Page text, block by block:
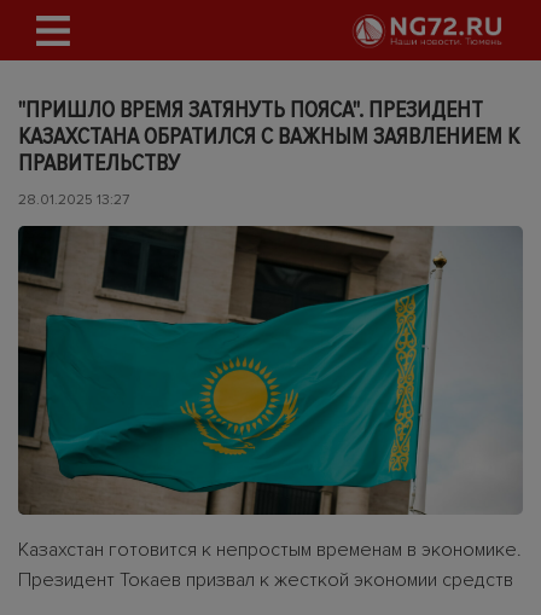
"ПРИШЛО ВРЕМЯ ЗАТЯНУТЬ ПОЯСА". ПРЕЗИДЕНТ
КАЗАХСТАНА ОБРАТИЛСЯ С ВАЖНЫМ ЗАЯВЛЕНИЕМ К
ПРАВИТЕЛЬСТВУ
28.01.2025 13:27
Казахстан готовится к непростым временам в экономике.
Президент Токаев призвал к жесткой экономии средств